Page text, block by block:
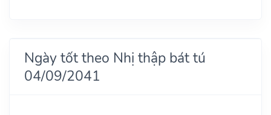
Ngày tốt theo Nhị thập bát tú
04/09/2041